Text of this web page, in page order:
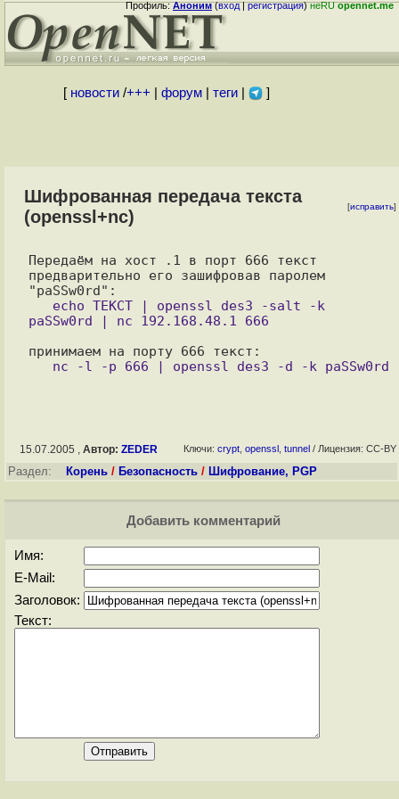
Профиль:Аноним(вход|регистрация)неRUopennet.me
[ новости/+++ форум| теги| ]
Шифрованная передача текста
(openssl+nc)
[исправить]
Передаём на хост .1 в порт 666 текст
предварительно его зашифровав паролем
15.07.2005 , Автор: ZEDER Ключи: crypt openssl tunnel / Лицензия: CC-BY
Раздел: Корень / Безопасность / Шифрование, PGP
Добавить комментарий
Имя:
E-Mail:
Заголовок:
Текст: